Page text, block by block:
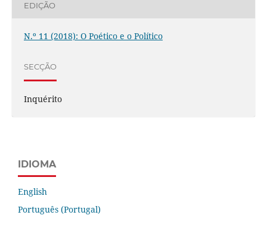
EDIÇÃO
N.º 11 (2018): O Poético e o Político
SECÇÃO
Inquérito
IDIOMA
English
Português (Portugal)